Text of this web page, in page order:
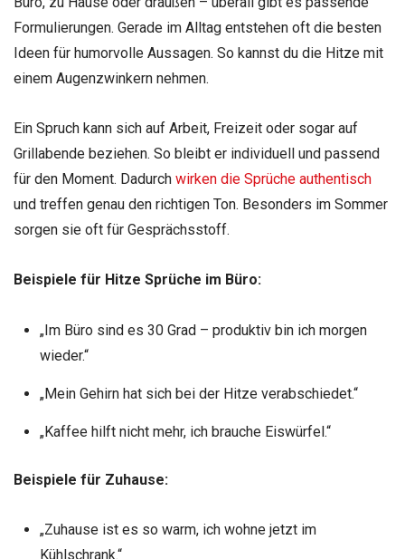
Formulierungen. Gerade im Alltag entstehen oft die besten
Ideen für humorvolle Aussagen. So kannst du die Hitze mit
einem Augenzwinkern nehmen.
Ein Spruch kann sich auf Arbeit, Freizeit oder sogar auf
Grillabende beziehen. So bleibt er individuell und passend
für den Moment. Dadurch wirken die Sprüche authentisch
und treffen genau den richtigen Ton. Besonders im Sommer
sorgen sie oft für Gesprächsstoff.
Beispiele für Hitze Sprüche im Büro:
„Im Büro sind es 30 Grad – produktiv bin ich morgen
wieder.“
„Mein Gehirn hat sich bei der Hitze verabschiedet.“
„Kaffee hilft nicht mehr, ich brauche Eiswürfel.“
Beispiele für Zuhause:
„Zuhause ist es so warm, ich wohne jetzt im
Kühlschrank.“